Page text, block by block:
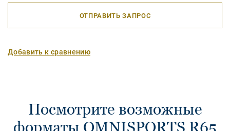
ОТПРАВИТЬ ЗАПРОС
Добавить к сравнению
Посмотрите возможные
форматы OMNISPORTS R65